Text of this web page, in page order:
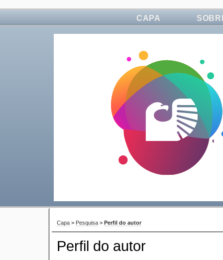
CAPA
Capa > Pesquisa > Perfil do autor
Perfil do autor